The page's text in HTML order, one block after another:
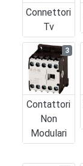
Connettori
Tv
Contattori
Non
Modulari
3